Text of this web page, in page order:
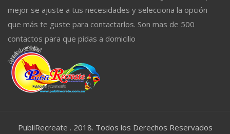
mejor se ajuste a tus necesidades y selecciona la opción
que más te guste para contactarlos. Son mas de 500
contactos para que pidas a domicilio
PubliRecreate . 2018. Todos los Derechos Reservados